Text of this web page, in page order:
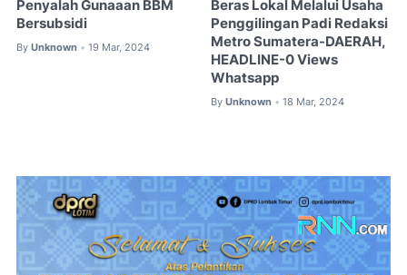
Penyalah Gunaaan BBM
Bersubsidi
By Unknown • 19 Mar, 2024
Beras Lokal Melalui Usaha
Penggilingan Padi Redaksi
Metro Sumatera-DAERAH,
HEADLINE-0 Views
Whatsapp
By Unknown • 18 Mar, 2024